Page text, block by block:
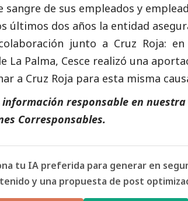
sangre de sus empleados y
últimos dos años la entidad
junto a Cruz Roja:
La Palma, Cesce realizó una
a Cruz Roja para esta misma
información responsable en
Corresponsables.
tu IA preferida para generar en
y una propuesta de post